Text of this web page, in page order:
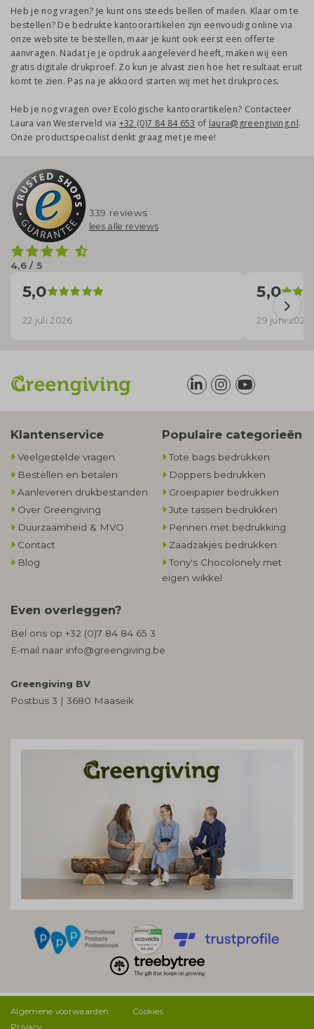
Heb je nog vragen? Je kunt ons steeds bellen of mailen. Klaar om te
bestellen? De bedrukte kantoorartikelen zijn eenvoudig online via
onze website te bestellen, maar je kunt ook eerst een offerte
aanvragen. Nadat je je opdruk aangeleverd heeft, maken wij een
gratis digitale drukproef. Zo kun je alvast zien hoe het resultaat eruit
komt te zien. Pas na je akkoord starten wij met het drukproces.
Heb je nog vragen over Ecologische kantoorartikelen? Contacteer
Laura van Westerveld via +32 (0)7 84 84 653 of laura@greengiving.nl.
Onze productspecialist denkt graag met je mee!
4,6 / 5
339 reviews
lees alle reviews
5,0
22 juli 2026
5,0
29 juni 2026
Klantenservice
Veelgestelde vragen
Bestellen en betalen
Aanleveren drukbestanden
Over Greengiving
Duurzaamheid & MVO
Contact
Blog
Populaire categorieën
Tote bags bedrukken
Doppers bedrukken
Groeipapier bedrukken
Jute tassen bedrukken
Pennen met bedrukking
Zaadzakjes bedrukken
Tony's Chocolonely met
eigen wikkel
Even overleggen?
Bel ons op +32 (0)7 84 84 65 3
E-mail naar info@greengiving.be
Greengiving BV
Postbus 3 | 3680 Maaseik
Algemene voorwaarden
Cookies